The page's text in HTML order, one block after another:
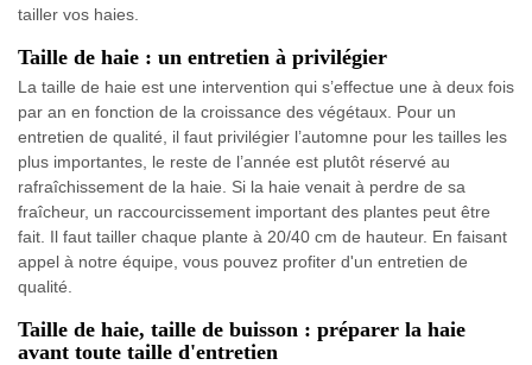
tailler vos haies.
Taille de haie : un entretien à privilégier
La taille de haie est une intervention qui s’effectue une à deux fois
par an en fonction de la croissance des végétaux. Pour un
entretien de qualité, il faut privilégier l’automne pour les tailles les
plus importantes, le reste de l’année est plutôt réservé au
rafraîchissement de la haie. Si la haie venait à perdre de sa
fraîcheur, un raccourcissement important des plantes peut être
fait. Il faut tailler chaque plante à 20/40 cm de hauteur. En faisant
appel à notre équipe, vous pouvez profiter d'un entretien de
qualité.
Taille de haie, taille de buisson : préparer la haie
avant toute taille d'entretien